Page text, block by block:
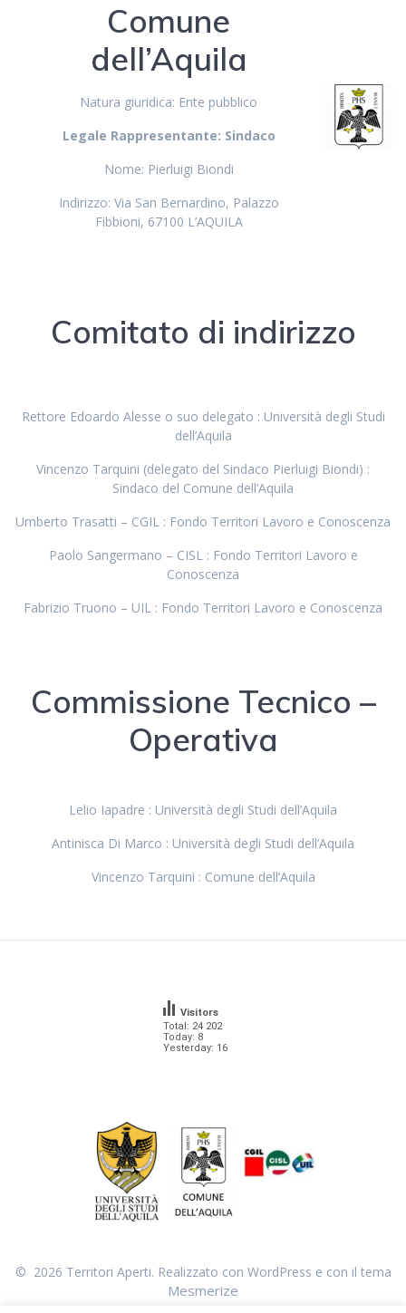
Comune
dell’Aquila
Natura giuridica: Ente pubblico
Legale Rappresentante: Sindaco
Nome: Pierluigi Biondi
Indirizzo: Via San Bernardino, Palazzo
Fibbioni, 67100 L’AQUILA
Comitato di indirizzo
Rettore Edoardo Alesse o suo delegato : Università degli Studi
dell’Aquila
Vincenzo Tarquini (delegato del Sindaco Pierluigi Biondi) :
Sindaco del Comune dell’Aquila
Umberto Trasatti – CGIL : Fondo Territori Lavoro e Conoscenza
Paolo Sangermano – CISL : Fondo Territori Lavoro e
Conoscenza
Fabrizio Truono – UIL : Fondo Territori Lavoro e Conoscenza
Commissione Tecnico –
Operativa
Lelio Iapadre : Università degli Studi dell’Aquila
Antinisca Di Marco : Università degli Studi dell’Aquila
Vincenzo Tarquini : Comune dell’Aquila
Total: 24 202
Today: 8
Yesterday: 16
Visitors
© 2026 Territori Aperti. Realizzato con WordPress e con il tema
Mesmerize